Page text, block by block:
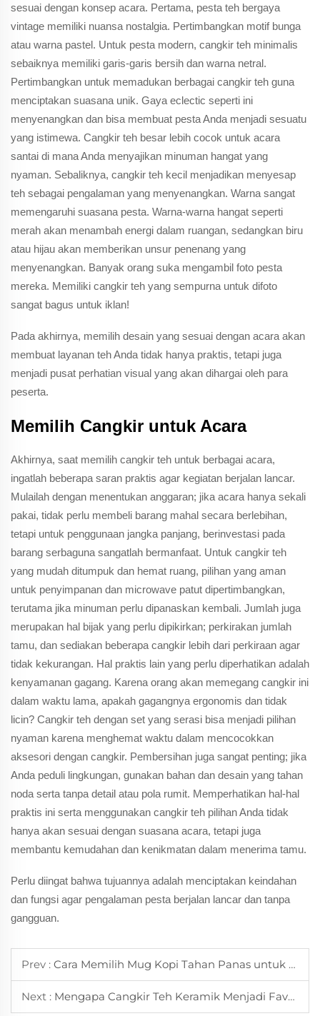
sesuai dengan konsep acara. Pertama, pesta teh bergaya
vintage memiliki nuansa nostalgia. Pertimbangkan motif bunga
atau warna pastel. Untuk pesta modern, cangkir teh minimalis
sebaiknya memiliki garis-garis bersih dan warna netral.
Pertimbangkan untuk memadukan berbagai cangkir teh guna
menciptakan suasana unik. Gaya eclectic seperti ini
menyenangkan dan bisa membuat pesta Anda menjadi sesuatu
yang istimewa. Cangkir teh besar lebih cocok untuk acara
santai di mana Anda menyajikan minuman hangat yang
nyaman. Sebaliknya, cangkir teh kecil menjadikan menyesap
teh sebagai pengalaman yang menyenangkan. Warna sangat
memengaruhi suasana pesta. Warna-warna hangat seperti
merah akan menambah energi dalam ruangan, sedangkan biru
atau hijau akan memberikan unsur penenang yang
menyenangkan. Banyak orang suka mengambil foto pesta
mereka. Memiliki cangkir teh yang sempurna untuk difoto
sangat bagus untuk iklan!
Pada akhirnya, memilih desain yang sesuai dengan acara akan
membuat layanan teh Anda tidak hanya praktis, tetapi juga
menjadi pusat perhatian visual yang akan dihargai oleh para
peserta.
Memilih Cangkir untuk Acara
Akhirnya, saat memilih cangkir teh untuk berbagai acara,
ingatlah beberapa saran praktis agar kegiatan berjalan lancar.
Mulailah dengan menentukan anggaran; jika acara hanya sekali
pakai, tidak perlu membeli barang mahal secara berlebihan,
tetapi untuk penggunaan jangka panjang, berinvestasi pada
barang serbaguna sangatlah bermanfaat. Untuk cangkir teh
yang mudah ditumpuk dan hemat ruang, pilihan yang aman
untuk penyimpanan dan microwave patut dipertimbangkan,
terutama jika minuman perlu dipanaskan kembali. Jumlah juga
merupakan hal bijak yang perlu dipikirkan; perkirakan jumlah
tamu, dan sediakan beberapa cangkir lebih dari perkiraan agar
tidak kekurangan. Hal praktis lain yang perlu diperhatikan adalah
kenyamanan gagang. Karena orang akan memegang cangkir ini
dalam waktu lama, apakah gagangnya ergonomis dan tidak
licin? Cangkir teh dengan set yang serasi bisa menjadi pilihan
nyaman karena menghemat waktu dalam mencocokkan
aksesori dengan cangkir. Pembersihan juga sangat penting; jika
Anda peduli lingkungan, gunakan bahan dan desain yang tahan
noda serta tanpa detail atau pola rumit. Memperhatikan hal-hal
praktis ini serta menggunakan cangkir teh pilihan Anda tidak
hanya akan sesuai dengan suasana acara, tetapi juga
membantu kemudahan dan kenikmatan dalam menerima tamu.
Perlu diingat bahwa tujuannya adalah menciptakan keindahan
dan fungsi agar pengalaman pesta berjalan lancar dan tanpa
gangguan.
Prev : Cara Memilih Mug Kopi Tahan Panas untuk Minuman Pagi yang Hangat
Next : Mengapa Cangkir Teh Keramik Menjadi Favorit di Kalangan Pecinta Teh Tradisional